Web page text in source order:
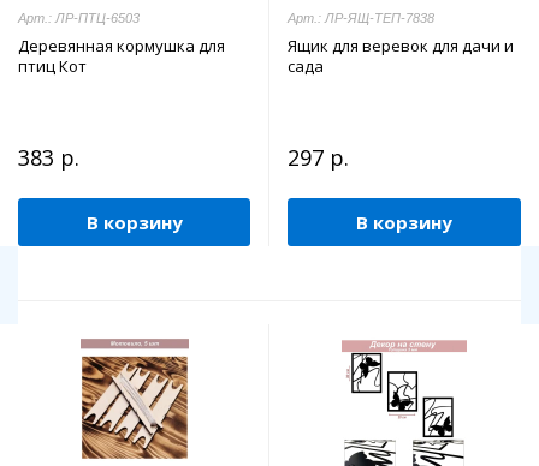
Арт.: ЛР-ПТЦ-6503
Деревянная кормушка для
птиц Кот
383 р.
В корзину
Арт.: ЛР-ЯЩ-ТЕП-7838
Ящик для веревок для дачи и
сада
297 р.
В корзину